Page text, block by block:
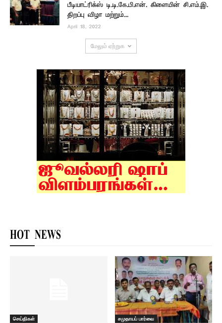
பீடியாட்ரிக்ஸ் டி.டி.கே.பி.என். கிளையின் சி.எம்.இ.
திறப்பு விழா மற்றும்...
April 18, 2022
மேலும் ஏற்றுக
HOT NEWS
செய்திகள் சமுதாயப் பார்வை